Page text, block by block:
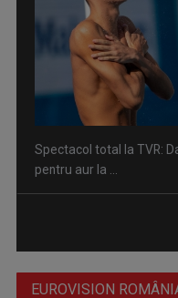
Spectacol total la TVR:
pentru aur la ...
EUROVISION